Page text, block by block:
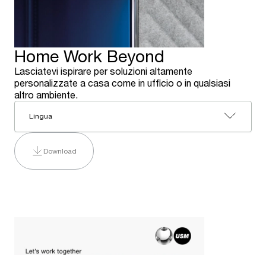
Home Work Beyond
Lasciatevi ispirare per soluzioni altamente
personalizzate a casa come in ufficio o in qualsiasi
altro ambiente.
Lingua
Download